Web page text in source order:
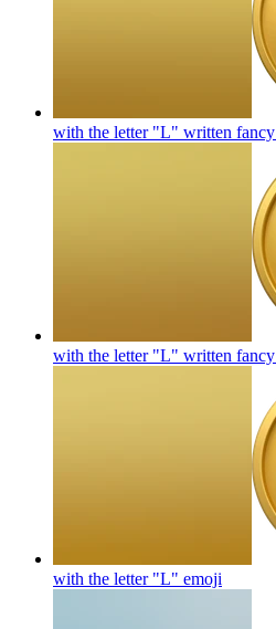
with the letter "L" written fancy
with the letter "L" written fancy
with the letter "L" emoji